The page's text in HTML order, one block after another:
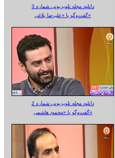
دانلود مجله تلویزیونی شماره 3
گفت‌وگو با «علیرضا بلاغی»
دانلود مجله تلویزیونی شماره 2
گفت‌وگو با «محمود هاشمی»